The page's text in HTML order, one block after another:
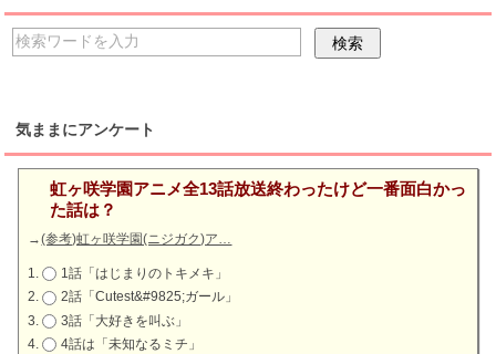
気ままにアンケート
虹ヶ咲学園アニメ全13話放送終わったけど一番面白かっ
た話は？
→(参考)虹ヶ咲学園(ニジガク)ア…
1話「はじまりのトキメキ」
2話「Cutest&#9825;ガール」
3話「大好きを叫ぶ」
4話は「未知なるミチ」